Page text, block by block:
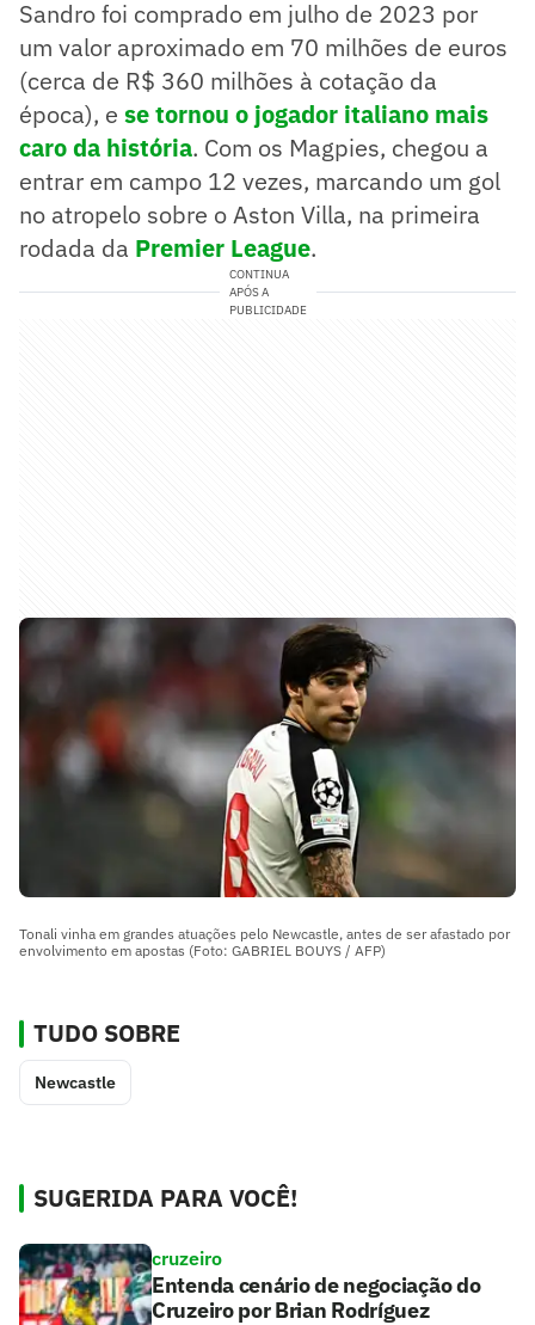
Sandro foi comprado em julho de 2023 por
um valor aproximado em 70 milhões de euros
(cerca de R$ 360 milhões à cotação da
época), e se tornou o jogador italiano mais
caro da história. Com os Magpies, chegou a
entrar em campo 12 vezes, marcando um gol
no atropelo sobre o Aston Villa, na primeira
rodada da Premier League.
CONTINUA
APÓS A
PUBLICIDADE
Tonali vinha em grandes atuações pelo Newcastle, antes de ser afastado por
envolvimento em apostas (Foto: GABRIEL BOUYS / AFP)
TUDO SOBRE
Newcastle
SUGERIDA PARA VOCÊ!
cruzeiro
Entenda cenário de negociação do
Cruzeiro por Brian Rodríguez